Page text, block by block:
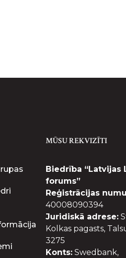
MŪSU REKVIZĪTI
Biedrība “Latvijas
forums”
Reģistrācijas
40008090394
Juridiskā adrese:
Kolkas pagasts,
3275
Konts: Swedbank,